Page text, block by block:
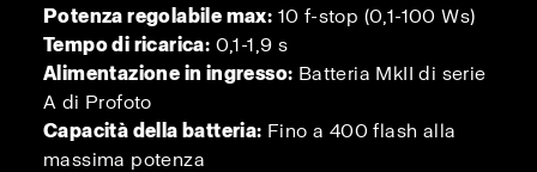
Potenza regolabile max: 10 f-stop (0,1-100 Ws)
Tempo di ricarica: 0,1-1,9 s
Alimentazione in ingresso: Batteria MkII di serie
A di Profoto
Capacità della batteria: Fino a 400 flash alla
massima potenza